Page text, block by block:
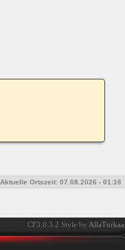
Aktuelle Ortszeit: 07.08.2026 - 01:16
CF3.0.3.2 Style byAllaTurkaa